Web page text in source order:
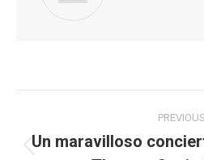
navigation
PREVIOUS
Un maravilloso